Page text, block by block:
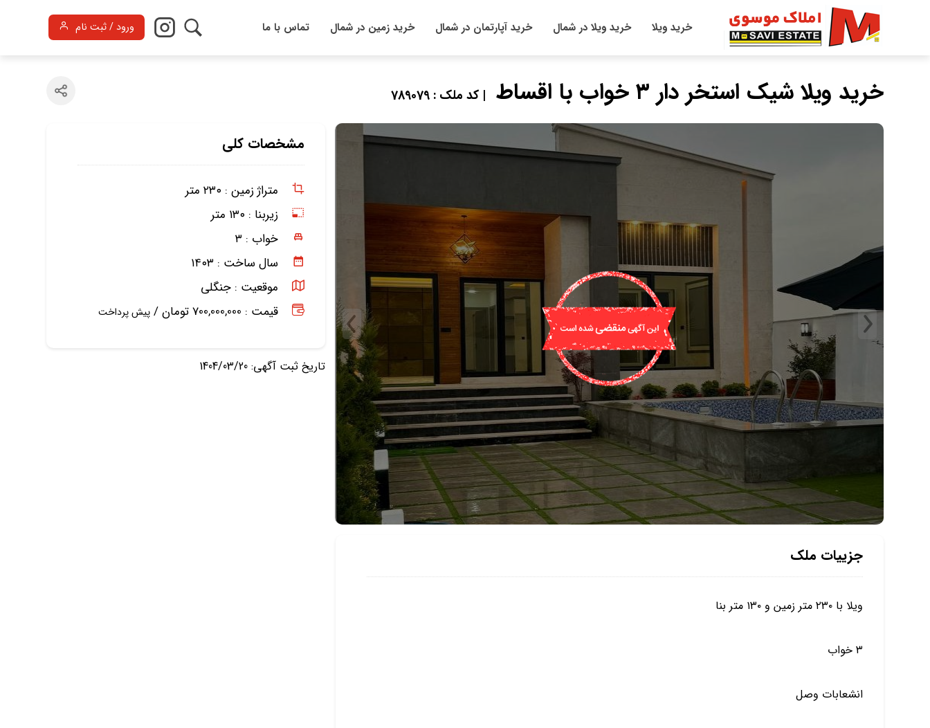
خرید ویلا خرید ویلا در شمال خرید آپارتمان در شمال خرید زمین در شمال تماس با ما ورود / ثبت نام
خرید ویلا شیک‌ استخر دار ۳ خواب با اقساط | کد ملک : 789079
مشخصات کلی
متراژ زمین : ۲۳۰ متر
زیربنا : ۱۳۰ متر
خواب : ۳
سال ساخت : ۱۴۰۳
موقعیت : جنگلی
قیمت : 700,000,000 تومان /
پیش پرداخت
تاریخ ثبت آگهی: 1404/03/20
جزییات ملک
ویلا با ۲۳۰ متر زمین و ۱۳۰ متر بنا
۳ خواب
انشعابات وصل